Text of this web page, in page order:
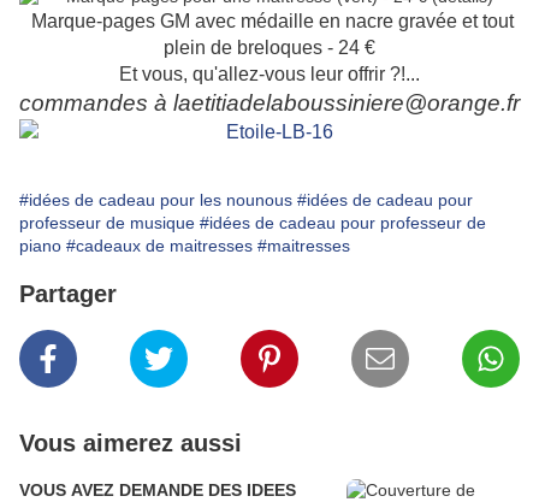
Marque-pages GM avec médaille en nacre gravée et tout
plein de breloques - 24 €
Et vous, qu'allez-vous leur offrir ?!...
commandes à laetitiadelaboussiniere@orange.fr
#idées de cadeau pour les nounous #idées de cadeau pour
professeur de musique #idées de cadeau pour professeur de
piano #cadeaux de maitresses #maitresses
Partager
Vous aimerez aussi
VOUS AVEZ DEMANDE DES IDEES